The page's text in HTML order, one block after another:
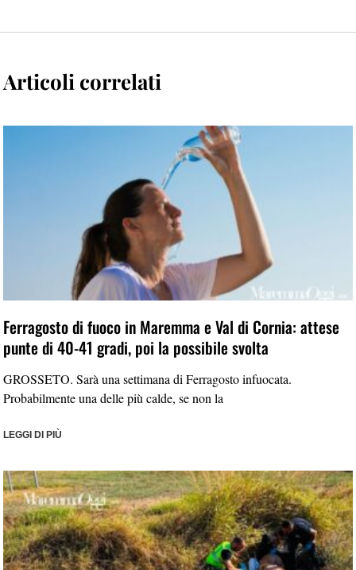
Articoli correlati
Ferragosto di fuoco in Maremma e Val di Cornia: attese
punte di 40-41 gradi, poi la possibile svolta
GROSSETO. Sarà una settimana di Ferragosto infuocata.
Probabilmente una delle più calde, se non la
LEGGI DI PIÙ